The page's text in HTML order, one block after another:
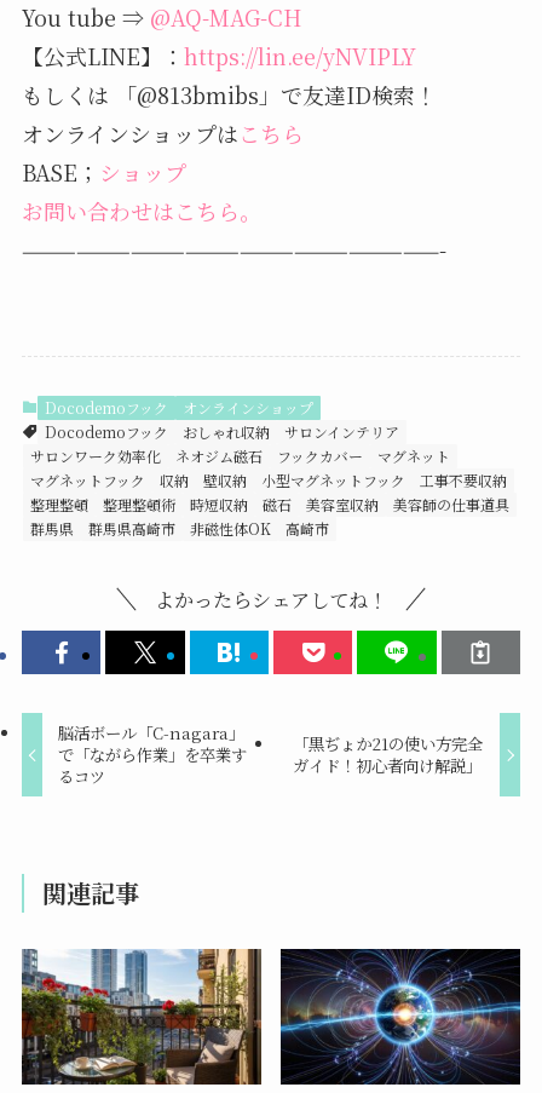
You tube ⇒ @AQ-MAG-CH
【公式LINE】： https://lin.ee/yNVIPLY
もしくは 「@813bmibs」で友達ID検索！
オンラインショップはこちら
BASE； ショップ
お問い合わせはこちら。
———————————————————————-
Docodemoフック
オンラインショップ
Docodemoフック
おしゃれ収納
サロンインテリア
サロンワーク効率化
ネオジム磁石 フックカバー
マグネット
マグネットフック
収納 壁収納 小型マグネットフック
工事不要収納
整理整頓
整理整頓術 時短収納 磁石 美容室収納
美容師の仕事道具
群馬県
群馬県高崎市 非磁性体OK 高崎市
よかったらシェアしてね！
脳活ボール「C-nagara」
で「ながら作業」を卒業す
るコツ
「黒ぢょか21の使い方完全
ガイド！初心者向け解説」
関連記事